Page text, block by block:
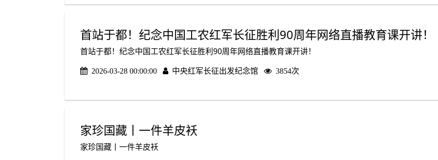
首站于都！纪念中国工农红军长征胜利90周年网络直播教育课开讲！
首站于都！纪念中国工农红军长征胜利90周年网络直播教育课开讲！
2026-03-28 00:00:00 中央红军长征出发纪念馆 3854次
家珍国藏丨一件羊皮袄
家珍国藏丨一件羊皮袄